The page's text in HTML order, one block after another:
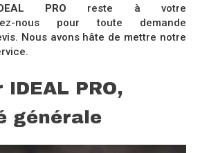
PRO reste à votre
nous pour toute demande
Nous avons hâte de mettre notre
PRO,
générale